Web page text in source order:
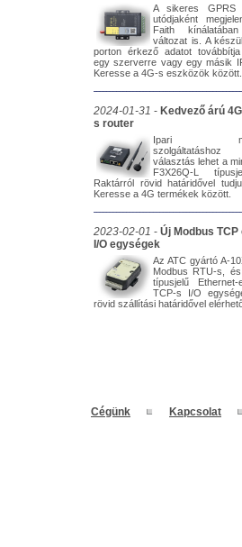
A sikeres GPRS
utódjaként
Faith
változat is. A
porton érkező adatot továbbítja
egy szerverre vagy egy másik
Keresse a 4G-s eszközök között.
2024-01-31 - Kedvező árú
s router
Ipari
választás lehet a
F3X26Q-L
Raktárról rövid határidővel
Keresse a 4G termékek között.
2023-02-01 - Új Modbus TCP
I/O egységek
Az ATC gyártó A-
Modbus RTU-s,
típusjelű
TCP-s I/O
rövid szállítási határidővel
Cégünk Kapcsolat